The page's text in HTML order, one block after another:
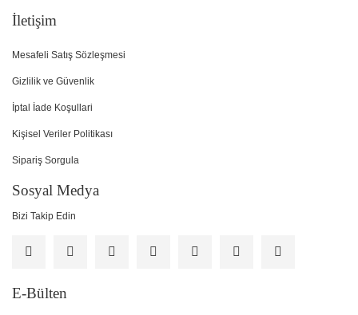
İletişim
Mesafeli Satış Sözleşmesi
Gizlilik ve Güvenlik
İptal İade Koşullari
Kişisel Veriler Politikası
Sipariş Sorgula
Sosyal Medya
Bizi Takip Edin
E-Bülten